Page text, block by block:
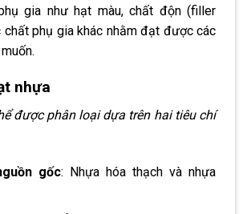
gia như hạt màu, chất độn (filler
chất phụ gia khác nhằm đạt được các
nhựa
được phân loại dựa trên hai tiêu chí
gốc: Nhựa hóa thạch và nhựa